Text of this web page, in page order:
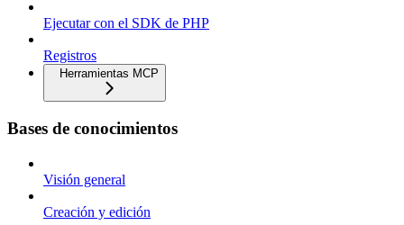
Ejecutar con el SDK de PHP
Registros
Herramientas MCP
Bases de conocimientos
Visión general
Creación y edición